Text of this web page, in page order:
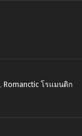
, Romanctic โรเเมนติก